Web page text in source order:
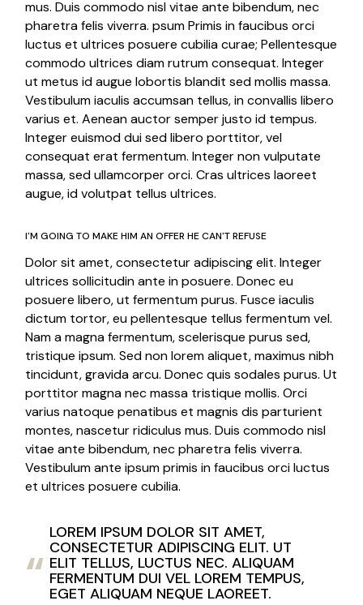
mus. Duis commodo nisl vitae ante bibendum, nec
pharetra felis viverra. psum Primis in faucibus orci
luctus et ultrices posuere cubilia curae; Pellentesque
commodo ultrices diam rutrum consequat. Integer
ut metus id augue lobortis blandit sed mollis massa.
Vestibulum iaculis accumsan tellus, in convallis libero
varius et. Aenean auctor semper justo id tempus.
Integer euismod dui sed libero porttitor, vel
consequat erat fermentum. Integer non vulputate
massa, sed ullamcorper orci. Cras ultrices laoreet
augue, id volutpat tellus ultrices.
I'M GOING TO MAKE HIM AN OFFER HE CAN'T REFUSE
Dolor sit amet, consectetur adipiscing elit. Integer
ultrices sollicitudin ante in posuere. Donec eu
posuere libero, ut fermentum purus. Fusce iaculis
dictum tortor, eu pellentesque tellus fermentum vel.
Nam a magna fermentum, scelerisque purus sed,
tristique ipsum. Sed non lorem aliquet, maximus nibh
tincidunt, gravida arcu. Donec quis sodales purus. Ut
porttitor magna nec massa tristique mollis. Orci
varius natoque penatibus et magnis dis parturient
montes, nascetur ridiculus mus. Duis commodo nisl
vitae ante bibendum, nec pharetra felis viverra.
Vestibulum ante ipsum primis in faucibus orci luctus
et ultrices posuere cubilia.
LOREM IPSUM DOLOR SIT AMET,
CONSECTETUR ADIPISCING ELIT. UT
ELIT TELLUS, LUCTUS NEC. ALIQUAM
FERMENTUM DUI VEL LOREM TEMPUS,
EGET ALIQUAM NEQUE LAOREET.